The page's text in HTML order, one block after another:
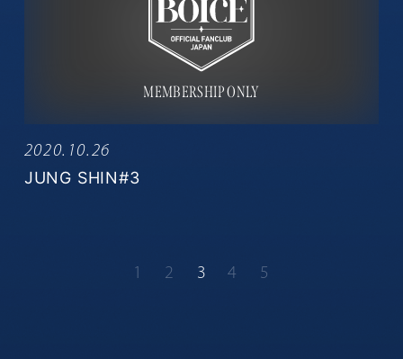
2020.10.26
JUNG SHIN#3
1 2 3 4 5